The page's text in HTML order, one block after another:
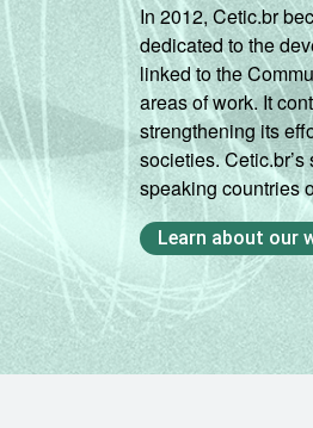
Fonte:
In 2012, Cetic.br
dedicated to the
linked to the
areas of work. It
strengthening its
societies.
speaking countries
Learn about our